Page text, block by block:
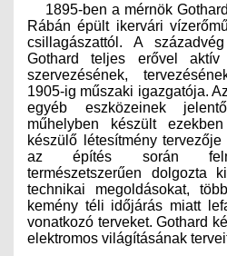
1895-ben a mérnök
Rábán épült ikervári
csillagászattól. A
Gothard teljes erővel
szervezésének,
1905-ig műszaki igazgatója.
egyéb eszközeinek
műhelyben készült
készülő létesítmény
az építés során
természetszerűen dolgozta
technikai megoldásokat,
kemény téli időjárás miatt
vonatkozó terveket. Gothard
elektromos világításának